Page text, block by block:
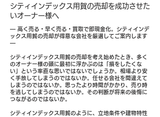
シティインデックス用賀の売却を成功させた
いオーナー様へ
― 高く売る・早く売る・買取で即現金化。シティインデ
ックス用賀の売却が得意な会社を厳選してご案内します
―
シティインデックス用賀の売却を考え始めたとき、多く
のオーナー様の頭に最初に浮かぶのは「損をしたくな
い」という率直な思いではないでしょうか。相場より安
く手放してしまうのではないか。任せる会社を間違えて
しまうのではないか。思ったより時間がかかり、売り時
を逃してしまうのではないか。その判断が将来の後悔に
つながるのではないか。
シティインデックス用賀のように、立地条件や建物特性